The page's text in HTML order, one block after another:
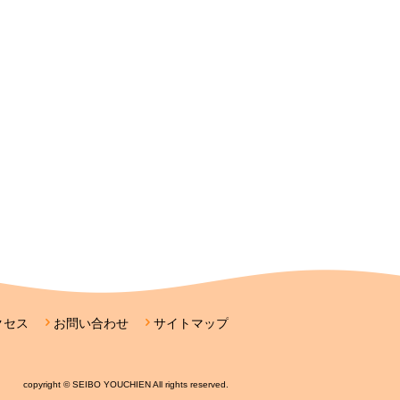
セス お問い合わせ サイトマップ
copyright © SEIBO YOUCHIEN All rights reserved.